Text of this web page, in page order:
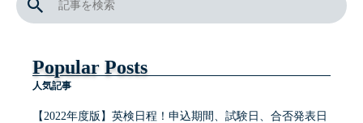
Popular Posts
人気記事
【2022年度版】英検日程！申込期間、試験日、合否発表日